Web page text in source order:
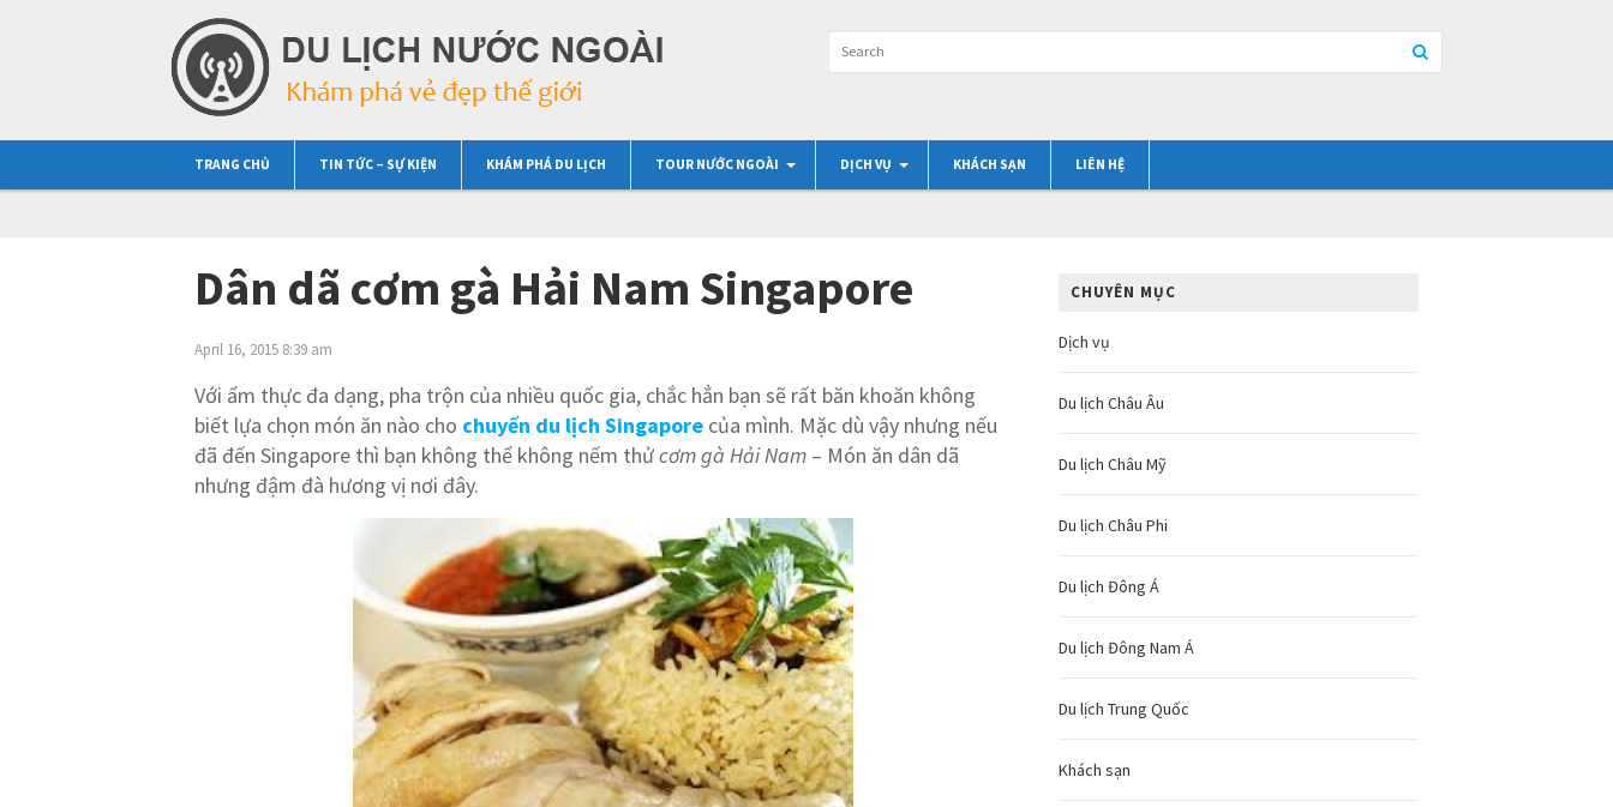
TRANG CHỦ TIN TỨC – SỰ KIỆN KHÁM PHÁ DU LỊCH TOUR NƯỚC NGOÀI DỊCH VỤ KHÁCH SẠN LIÊN HỆ
Dân dã cơm gà Hải Nam Singapore
April 16, 2015 8:39 am
Với ẩm thực đa dạng, pha trộn của nhiều quốc gia, chắc hẳn bạn sẽ rất băn khoăn không
biết lựa chọn món ăn nào cho chuyến du lịch Singapore của mình. Mặc dù vậy nhưng nếu
đã đến Singapore thì bạn không thể không nếm thửcơm gà Hải Nam – Món ăn dân dã
nhưng đậm đà hương vị nơi đây.
CHUYÊN MỤC
Dịch vụ
Du lịch Châu Âu
Du lịch Châu Mỹ
Du lịch Châu Phi
Du lịch Đông Á
Du lịch Đông Nam Á
Du lịch Trung Quốc
Khách sạn